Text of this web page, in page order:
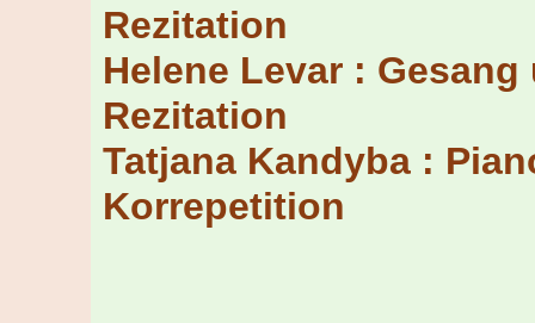
Rezitation
Helene Levar : Gesang
Rezitation
Tatjana Kandyba :
Korrepetition